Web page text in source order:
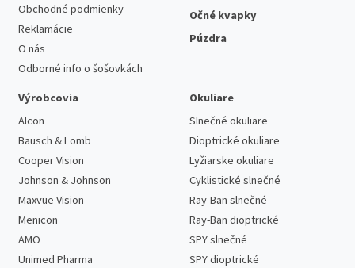
Obchodné podmienky
Reklamácie
O nás
Odborné info o šošovkách
Očné kvapky
Púzdra
Výrobcovia
Alcon
Bausch & Lomb
Cooper Vision
Johnson & Johnson
Maxvue Vision
Menicon
AMO
Unimed Pharma
Okuliare
Slnečné okuliare
Dioptrické okuliare
Lyžiarske okuliare
Cyklistické slnečné
Ray-Ban slnečné
Ray-Ban dioptrické
SPY slnečné
SPY dioptrické